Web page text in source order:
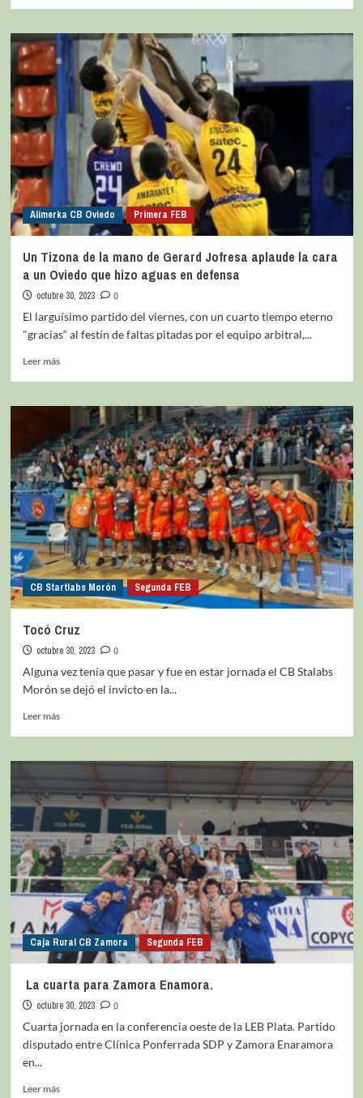
Alimerka CB Oviedo Primera FEB
Un Tizona de la mano de Gerard Jofresa aplaude la cara
a un Oviedo que hizo aguas en defensa
octubre 30, 2023
0
El larguísimo partido del viernes, con un cuarto tiempo eterno
"gracias“ al festín de faltas pitadas por el equipo arbitral,...
Leer más
CB Startlabs Morón Segunda FEB
Tocó Cruz
octubre 30, 2023
0
Alguna vez tenía que pasar y fue en estar jornada el CB Stalabs
Morón se dejó el invicto en la...
Leer más
Caja Rural CB Zamora Segunda FEB
La cuarta para Zamora Enamora.
octubre 30, 2023
0
Cuarta jornada en la conferencia oeste de la LEB Plata. Partido
disputado entre Clínica Ponferrada SDP y Zamora Enaramora
en...
Leer más